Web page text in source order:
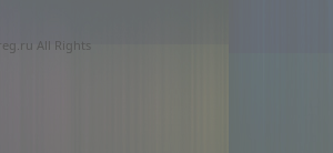
All Rights